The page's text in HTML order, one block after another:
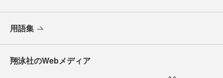
用語集
翔泳社のWebメディア